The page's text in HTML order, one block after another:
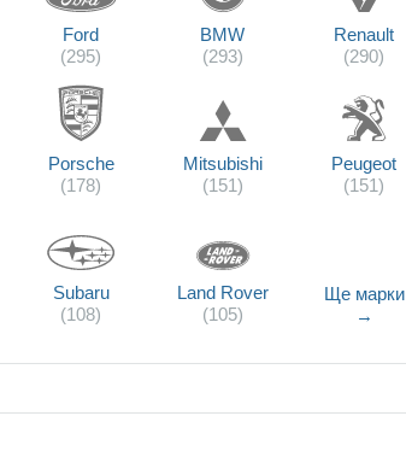
Ford
(295)
BMW
(293)
Renault
(290)
Porsche
(178)
Mitsubishi
(151)
Peugeot
(151)
Subaru
(108)
Land Rover
(105)
Ще марки
→